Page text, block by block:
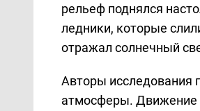
рельеф поднялся
ледники, которые
отражал солнечный
Авторы исследования
атмосферы. Движение